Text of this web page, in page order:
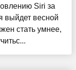
Siri за
выйдет весной
стать умнее,